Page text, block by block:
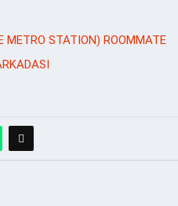
METRO STATION) ROOMMATE